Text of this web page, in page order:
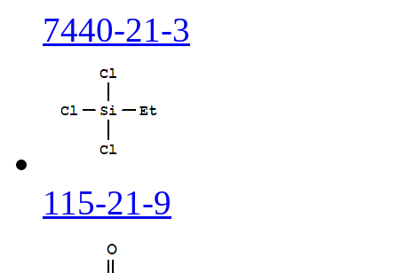
7440-21-3
115-21-9